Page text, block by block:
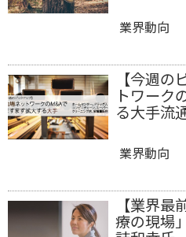
業界動向
【今週
トワーク
る大手流
業界動向
【業界
療の現場